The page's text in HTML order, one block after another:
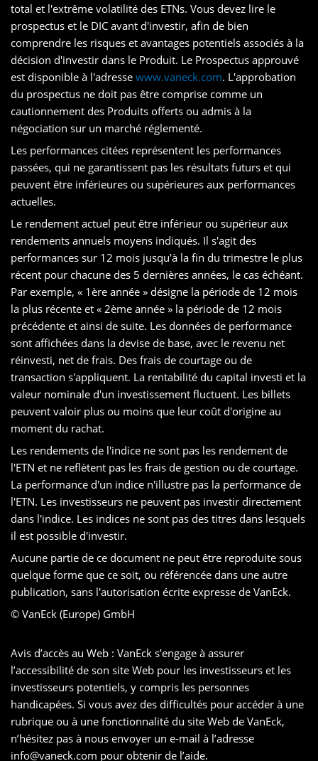
total et l'extrême volatilité des ETNs. Vous devez lire le
prospectus et le DIC avant d'investir, afin de bien
comprendre les risques et avantages potentiels associés à la
décision d'investir dans le Produit. Le Prospectus approuvé
est disponible à l'adresse www.vaneck.com. L'approbation
du prospectus ne doit pas être comprise comme un
cautionnement des Produits offerts ou admis à la
négociation sur un marché réglementé.
Les performances citées représentent les performances
passées, qui ne garantissent pas les résultats futurs et qui
peuvent être inférieures ou supérieures aux performances
actuelles.
Le rendement actuel peut être inférieur ou supérieur aux
rendements annuels moyens indiqués. Il s'agit des
performances sur 12 mois jusqu'à la fin du trimestre le plus
récent pour chacune des 5 dernières années, le cas échéant.
Par exemple, « 1ère année » désigne la période de 12 mois
la plus récente et « 2ème année » la période de 12 mois
précédente et ainsi de suite. Les données de performance
sont affichées dans la devise de base, avec le revenu net
réinvesti, net de frais. Des frais de courtage ou de
transaction s'appliquent. La rentabilité du capital investi et la
valeur nominale d'un investissement fluctuent. Les billets
peuvent valoir plus ou moins que leur coût d'origine au
moment du rachat.
Les rendements de l'indice ne sont pas les rendement de
l'ETN et ne reflètent pas les frais de gestion ou de courtage.
La performance d'un indice n'illustre pas la performance de
l'ETN. Les investisseurs ne peuvent pas investir directement
dans l'indice. Les indices ne sont pas des titres dans lesquels
il est possible d'investir.
Aucune partie de ce document ne peut être reproduite sous
quelque forme que ce soit, ou référencée dans une autre
publication, sans l'autorisation écrite expresse de VanEck.
© VanEck (Europe) GmbH
Avis d’accès au Web : VanEck s’engage à assurer
l’accessibilité de son site Web pour les investisseurs et les
investisseurs potentiels, y compris les personnes
handicapées. Si vous avez des difficultés pour accéder à une
rubrique ou à une fonctionnalité du site Web de VanEck,
n’hésitez pas à nous envoyer un e-mail à l’adresse
info@vaneck.com pour obtenir de l’aide.